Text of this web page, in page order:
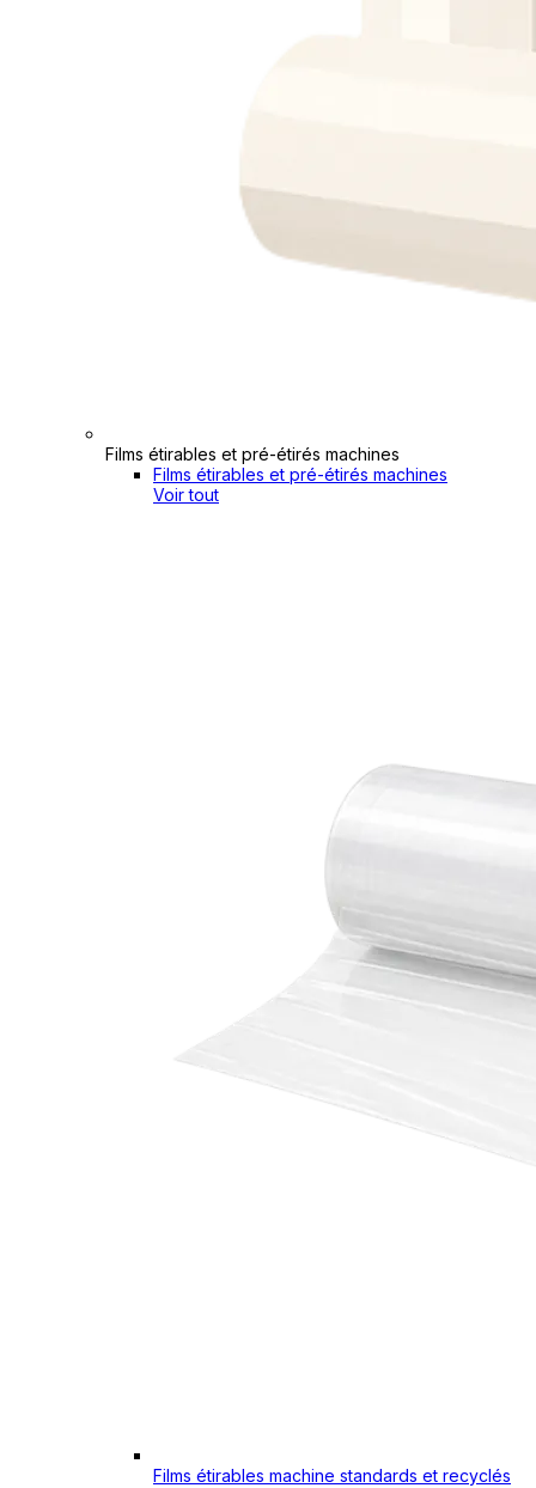
Films étirables et pré-étirés machines
Films étirables et pré-étirés machines
Voir tout
Films étirables machine standards et recyclés